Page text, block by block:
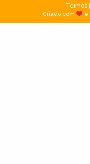
Termos|
Criado com
e